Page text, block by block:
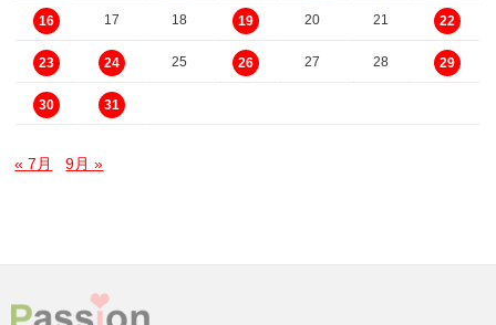
16 17 18 19 20 21 22
23 24 25 26 27 28 29
30 31
« 7月 9月 »